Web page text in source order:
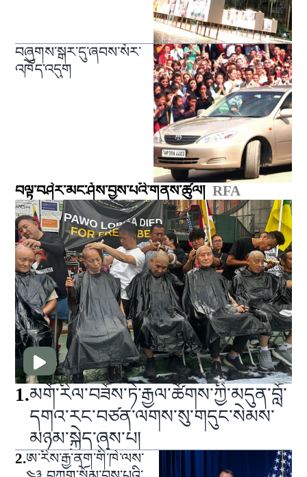
བཞུགས་སྒར་དུ་ཞབས་སོར་
འཁོད་འདུག
བལྟ་བཤེར་མང་ཤོས་བྱས་པའི་གནས་ཚུལ། RFA
1.མགོ་རིལ་བཟོས་ཏེ་རྒྱལ་ཚོགས་ཀྱི་མདུན་བློ་
དགའ་རང་བཙན་ལགས་སུ་གདུང་སེམས་
མཉམ་སྐྱེད་ཞུས་པ།
2.ཨ་རིས་རྒྱ་ནག་གི་ཁེ་ལས་